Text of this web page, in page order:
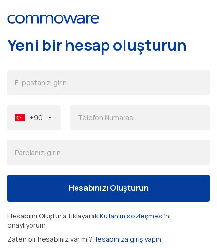
Yeni bir hesap oluşturun
+90 ▼
Hesabınızı Oluşturun
Hesabımı Oluştur'a tıklayarakKullanım sözleşmesi’ni
onaylıyorum.
Zaten bir hesabınız var mı?Hesabınıza giriş yapın